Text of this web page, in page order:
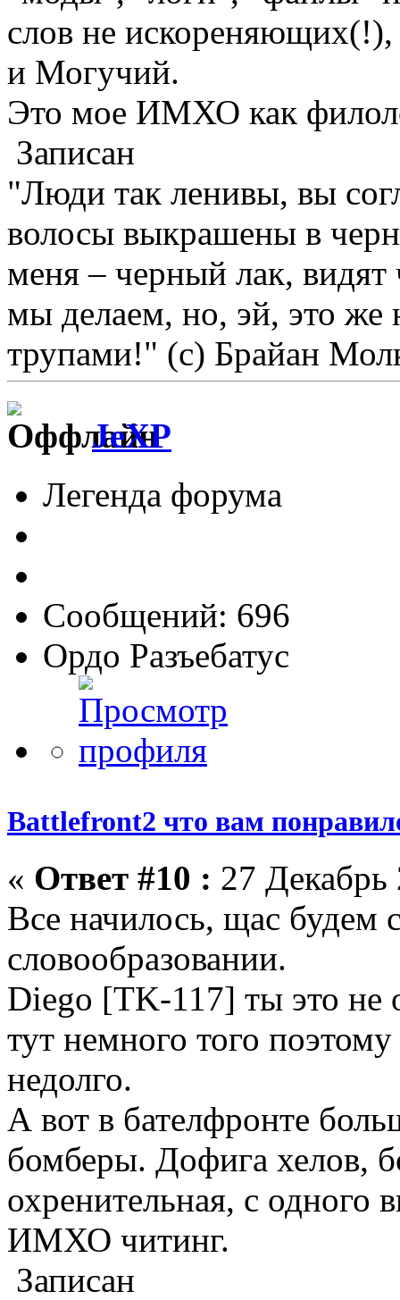
слов не
и Могучий.
Это мое ИМХО как
Записан
"Люди так ленивы, вы
волосы выкрашены в
меня – черный лак, видят
мы делаем, но, эй, это же
трупами!" (с) Брайан
JeXP
Легенда форума
Сообщений: 696
Ордо Разъебатус
Battlefront2 что вам
« Ответ #10 : 27
Все начилось, щас будем
словообразовании.
Diego [TK-117] ты это не
тут немного того
недолго.
А вот в бателфронте
бомберы. Дофига хелов,
охренительная, с одного
ИМХО читинг.
Записан